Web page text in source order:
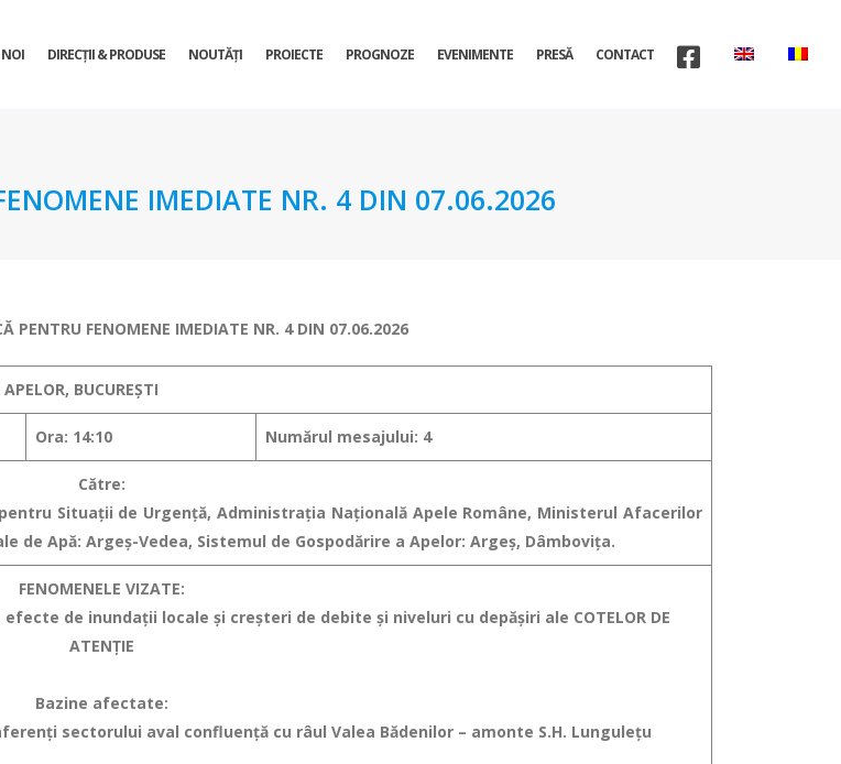
NOI DIRECŢII & PRODUSE NOUTĂȚI PROIECTE PROGNOZE EVENIMENTE PRESĂ CONTACT
IMEDIATE NR. 4 DIN 07.06.2026
PENTRU FENOMENE IMEDIATE NR. 4 DIN 07.06.2026
BUCUREȘTI
Ora: 14:10 Numărul mesajului: 4
Către:
Situaţii de Urgenţă, Administraţia Naţională Apele Române, Ministerul Afacerilor
Apă: Argeș-Vedea, Sistemul de Gospodărire a Apelor: Argeș, Dâmbovița.
FENOMENELE VIZATE:
de inundaţii locale şi creşteri de debite şi niveluri cu depăşiri ale COTELOR DE
ATENȚIE
Bazine afectate:
sectorului aval confluență cu râul Valea Bădenilor – amonte S.H. Lungulețu